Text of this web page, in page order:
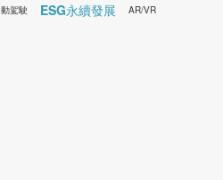
駕駛 ESG永續發展 AR/VR